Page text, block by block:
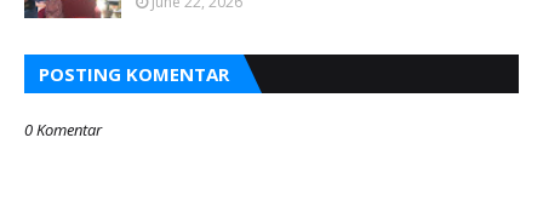
POSTING KOMENTAR
0 Komentar